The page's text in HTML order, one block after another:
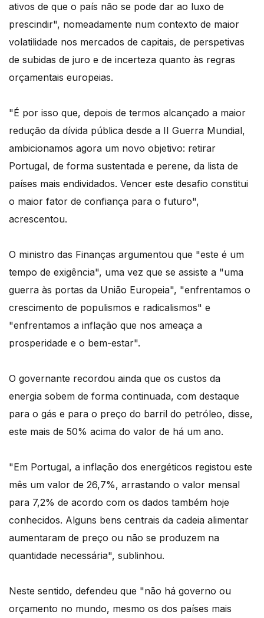
ativos de que o país não se pode dar ao luxo de
prescindir", nomeadamente num contexto de maior
volatilidade nos mercados de capitais, de perspetivas
de subidas de juro e de incerteza quanto às regras
orçamentais europeias.
"É por isso que, depois de termos alcançado a maior
redução da dívida pública desde a II Guerra Mundial,
ambicionamos agora um novo objetivo: retirar
Portugal, de forma sustentada e perene, da lista de
países mais endividados. Vencer este desafio constitui
o maior fator de confiança para o futuro",
acrescentou.
O ministro das Finanças argumentou que "este é um
tempo de exigência", uma vez que se assiste a "uma
guerra às portas da União Europeia", "enfrentamos o
crescimento de populismos e radicalismos" e
"enfrentamos a inflação que nos ameaça a
prosperidade e o bem-estar".
O governante recordou ainda que os custos da
energia sobem de forma continuada, com destaque
para o gás e para o preço do barril do petróleo, disse,
este mais de 50% acima do valor de há um ano.
"Em Portugal, a inflação dos energéticos registou este
mês um valor de 26,7%, arrastando o valor mensal
para 7,2% de acordo com os dados também hoje
conhecidos. Alguns bens centrais da cadeia alimentar
aumentaram de preço ou não se produzem na
quantidade necessária", sublinhou.
Neste sentido, defendeu que "não há governo ou
orçamento no mundo, mesmo os dos países mais